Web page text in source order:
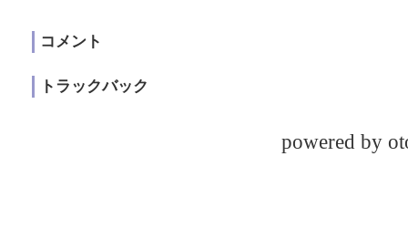
コメント
トラックバック
powered by